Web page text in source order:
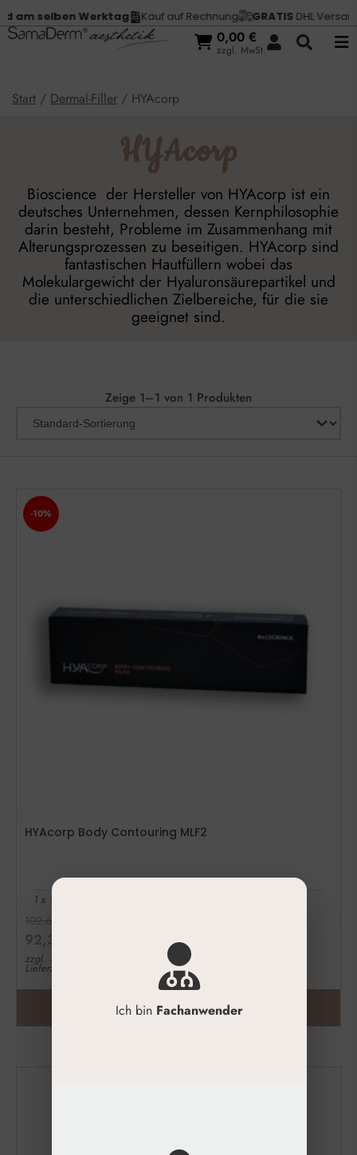
am selben Werktag Kauf auf Rechnung GRATISDHL Versand
0,00 €
zzgl. MwSt.
Start / Dermal-Filler / HYAcorp
HYAcorp
Bioscience der Hersteller von HYAcorp ist ein
deutsches Unternehmen, dessen Kernphilosophie
darin besteht, Probleme im Zusammenhang mit
Alterungsprozessen zu beseitigen. HYAcorp sind
fantastischen Hautfüllern wobei das
Molekulargewicht der Hyaluronsäurepartikel und
die unterschiedlichen Zielbereiche, für die sie
geeignet sind.
Zeige 1–1 von 1 Produkten
-10%
HYAcorp Body Contouring MLF2
1 x 10 ml.
102,60
92,34
zzgl. 19% MwSt.
Lieferzeit: 1-3 Werktage
ZUM PRODUKT
Ich bin Fachanwender